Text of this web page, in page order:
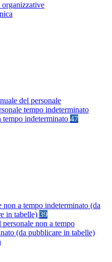
del personale
tempo indeterminato
tempo indeterminato 47
non a tempo indeterminato (da
in tabelle) 39
personale non a tempo
(da pubblicare in tabelle)